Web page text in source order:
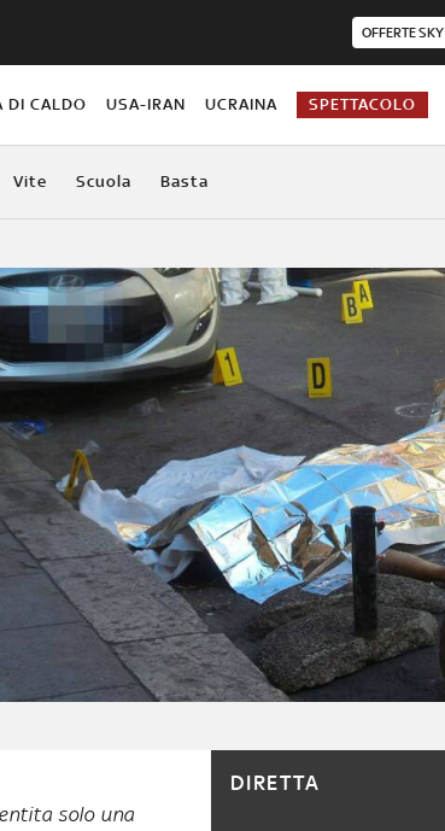
OFFERTE SKY
DI CALDO USA-IRAN UCRAINA SPETTACOLO
Vite Scuola Basta
solo una
DIRETTA